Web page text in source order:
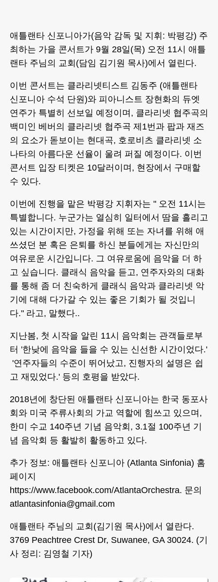
애틀랜타 신포니아가(음악 감독 및 지휘: 박평강) 주
최하는 가을 콘서트가 9월 28일(목) 오전 11시 애틀
랜타 주님의 교회(담임 김기원 목사)에서 열린다.
이번 콘서트는 클라리넷티스트 김동주 (애틀랜타
신포니아 수석 단원)와 피아니스트 장현화의 듀엣
연주가 특별히 선보일 예정이며, 클라리넷 협주곡의
백미인 베버의 클라리넷 협주곡 제1번과 팝과 재즈
의 요소가 돋보이는 현대곡, 호로비츠 클라리넷 소
나타의 아름다운 선율이 울려 퍼질 예정이다. 이번
콘서트 입장 티켓은 10달러이며, 현장에서 구매할
수 있다.
이번에 진행을 맡은 박평강 지휘자는 " 오전 11시는
특별합니다. 누군가는 열심히 일터에서 땀을 흘리고
있는 시간이지만, 가정을 위해 또는 자녀를 위해 애
쓰셨던 분 혹은 은퇴를 하신 분들에게는 자신만의
여유로운 시간입니다. 그 여유로움에 음악을 더 하
고 싶습니다. 클래식 음악을 듣고, 연주자와의 대화
를 통해 좀 더 친숙하게 클래식 음악과 클라리넷 악
기에 대해 다가갈 수 있는 좋은 기회가 될 것입니
다." 라고, 말했다..
지난봄, 첫 시작을 알린 11시 음악회는 관객들로부
터 '한낮에 음악을 들을 수 있는 신선한 시간이었다.'
'연주자들의 수준이 뛰어났고, 진행자의 설명은 쉽
고 재밌었다.' 등의 호평을 받았다.
2018년에 창단된 애틀랜타 신포니아는 한국 동포사
회와 미국 주류사회의 가교 역할에 힘쓰고 있으며,
한미 수교 140주년 기념 음악회, 3.1절 100주년 기
념 음악회 등 활발히 활동하고 있다.
추가 정보: 애틀랜타 신포니아 (Atlanta Sinfonia) 홈
페이지
https://www.facebook.com/AtlantaOrchestra. 문의
atlantasinfonia@gmail.com
애틀랜타 주님의 교회(김기원 목사)에서 열란다.
3769 Peachtree Crest Dr, Suwanee, GA 30024. (기
사 정리: 김영철 기자)